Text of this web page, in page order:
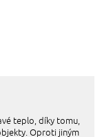
teplo, díky tomu,
Oproti jiným